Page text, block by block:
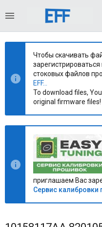
Чтобы скачивать
стоковых файлов
EFF...
To download files,
original firmware files!
приглашаем Вас
Сервис калибровки